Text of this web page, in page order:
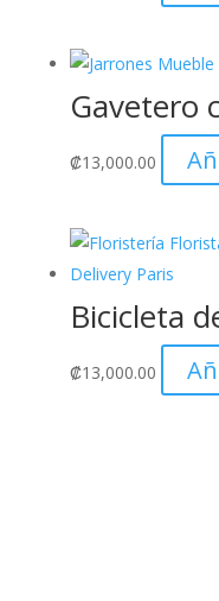
Gavetero
₡13,000.00
Bicicleta
₡13,000.00